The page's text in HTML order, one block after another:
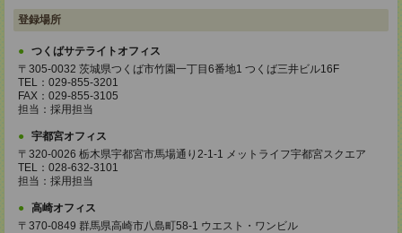
登録場所
つくばサテライトオフィス
〒305-0032 茨城県つくば市竹園一丁目6番地1 つくば三井ビル16F
TEL：029-855-3201
FAX：029-855-3105
担当：採用担当
宇都宮オフィス
〒320-0026 栃木県宇都宮市馬場通り2-1-1 メットライフ宇都宮スクエア
TEL：028-632-3101
担当：採用担当
高崎オフィス
〒370-0849 群馬県高崎市八島町58-1 ウエスト・ワンビル